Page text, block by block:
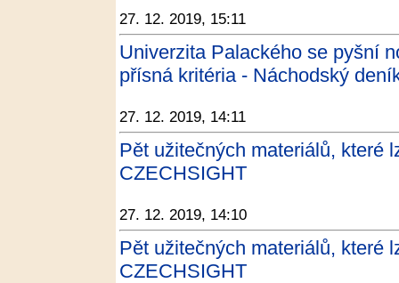
27. 12. 2019, 15:11
Univerzita Palackého se pyšní
přísná kritéria - Náchodský
27. 12. 2019, 14:11
Pět užitečných materiálů, které
CZECHSIGHT
27. 12. 2019, 14:10
Pět užitečných materiálů, které
CZECHSIGHT